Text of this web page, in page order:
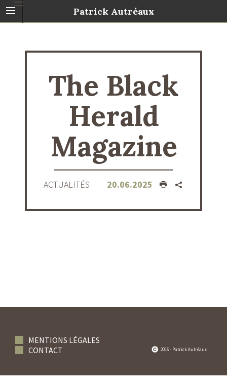
Patrick Autréaux
The Black
Herald
Magazine
ACTUALITÉS 20.06.2025
2015 - Patrick Autréaux
MENTIONS LÉGALES
CONTACT